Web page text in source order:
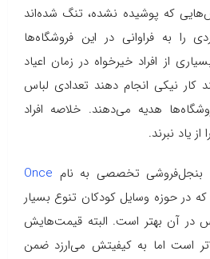
که پوشیده نشده، تنگ شده‌اند
به فراوانی در این فروشگاه‌ها
از افراد خیرخواه در زمان اعیاد
نیکی انجام دهند تعدادی لباس
هدیه می‌دهند. خلاصه افراد
یاد نبرند.
بنجل‌فروشی تخصصی به نام Once
در حوزه وسایل کودکان تنوع بسیار
در آن بهتر است. البته قیمت‌هایش
است اما به کیفیتش می‌ارزد ضمن